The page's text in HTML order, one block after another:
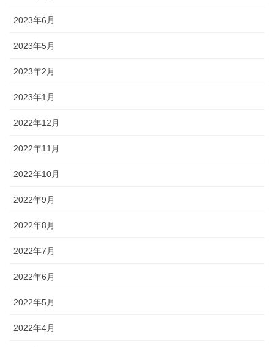
2023年6月
2023年5月
2023年2月
2023年1月
2022年12月
2022年11月
2022年10月
2022年9月
2022年8月
2022年7月
2022年6月
2022年5月
2022年4月